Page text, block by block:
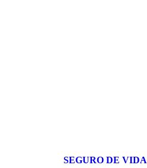
SEGURO DE VIDA